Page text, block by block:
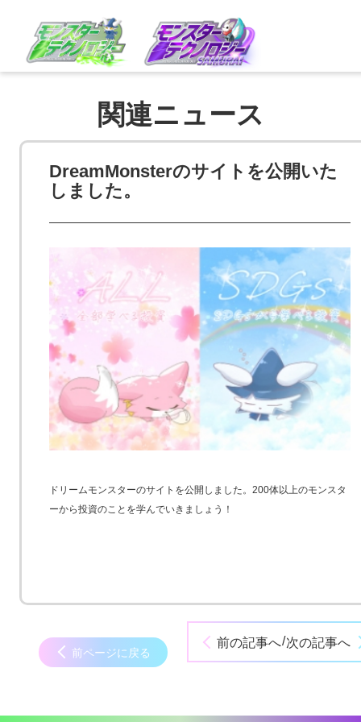
関連ニュース
DreamMonsterのサイトを公開いた
しました。
ドリームモンスターのサイトを公開しました。200体以上のモンスタ
ーから投資のことを学んでいきましょう！
前ページに戻る
前の記事へ/次の記事へ